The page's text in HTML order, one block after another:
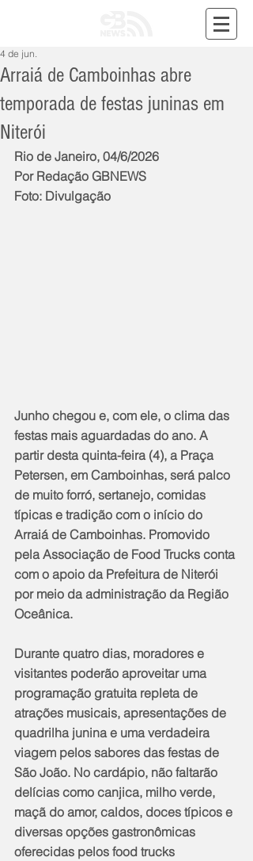
Arraiá de Camboinhas abre
temporada de festas juninas em
Niterói
4 de jun.
Rio de Janeiro, 04/6/2026
Por Redação GBNEWS
Foto: Divulgação
Junho chegou e, com ele, o clima das
festas mais aguardadas do ano. A
partir desta quinta-feira (4), a Praça
Petersen, em Camboinhas, será palco
de muito forró, sertanejo, comidas
típicas e tradição com o início do
Arraiá de Camboinhas. Promovido
pela Associação de Food Trucks conta
com o apoio da Prefeitura de Niterói
por meio da administração da Região
Oceânica.
Durante quatro dias, moradores e
visitantes poderão aproveitar uma
programação gratuita repleta de
atrações musicais, apresentações de
quadrilha junina e uma verdadeira
viagem pelos sabores das festas de
São João. No cardápio, não faltarão
delícias como canjica, milho verde,
maçã do amor, caldos, doces típicos e
diversas opções gastronômicas
oferecidas pelos food trucks